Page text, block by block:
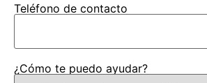
Teléfono de contacto
¿Cómo te puedo ayudar?